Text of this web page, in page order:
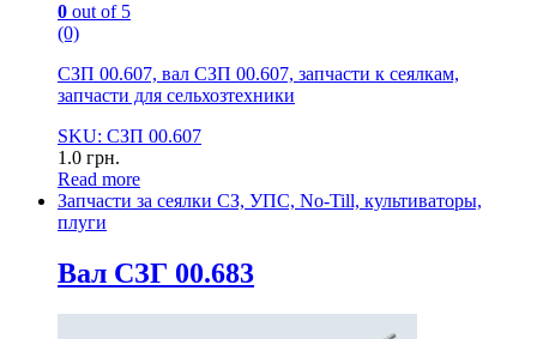
0 out of 5
(0)
СЗП 00.607, вал СЗП 00.607, запчасти к сеялкам,
запчасти для сельхозтехники
SKU: СЗП 00.607
1.0 грн.
Read more
Запчасти за сеялки СЗ, УПС, No-Till, культиваторы,
плуги
Вал СЗГ 00.683